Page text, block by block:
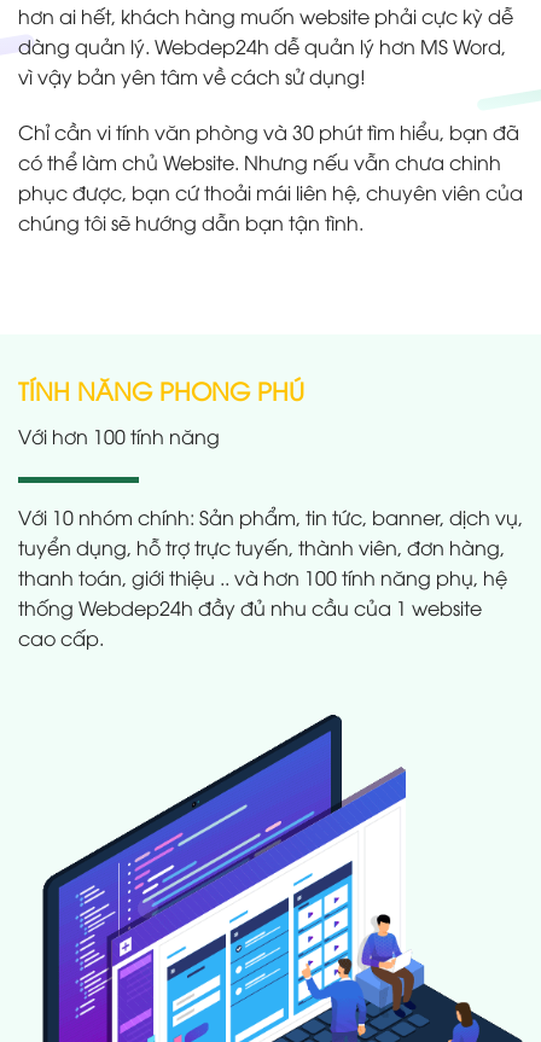
hơn ai hết, khách hàng muốn website phải cực kỳ dễ
dàng quản lý. Webdep24h dễ quản lý hơn MS Word,
vì vậy bản yên tâm về cách sử dụng!
Chỉ cần vi tính văn phòng và 30 phút tìm hiểu, bạn đã
có thể làm chủ Website. Nhưng nếu vẫn chưa chinh
phục được, bạn cứ thoải mái liên hệ, chuyên viên của
chúng tôi sẽ hướng dẫn bạn tận tình.
TÍNH NĂNG PHONG PHÚ
Với hơn 100 tính năng
Với 10 nhóm chính: Sản phẩm, tin tức, banner, dịch vụ,
tuyển dụng, hỗ trợ trực tuyến, thành viên, đơn hàng,
thanh toán, giới thiệu .. và hơn 100 tính năng phụ, hệ
thống Webdep24h đầy đủ nhu cầu của 1 website
cao cấp.